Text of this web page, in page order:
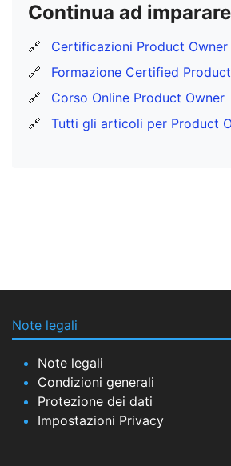
Continua ad
🔗
Certificazioni Product Owner
🔗
Formazione Certified
🔗
Corso Online Product Owner
🔗
Tutti gli articoli per Product
Note legali
Note legali
Condizioni generali
Protezione dei dati
Impostazioni Privacy